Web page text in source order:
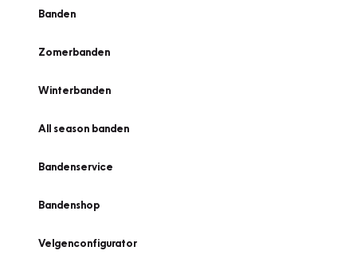
Banden
Zomerbanden
Winterbanden
All season banden
Bandenservice
Bandenshop
Velgenconfigurator